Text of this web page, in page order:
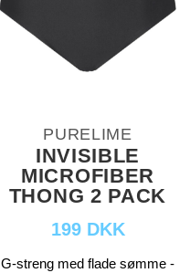
PURELIME
INVISIBLE
MICROFIBER
THONG 2 PACK
199 DKK
G-streng med flade sømme -